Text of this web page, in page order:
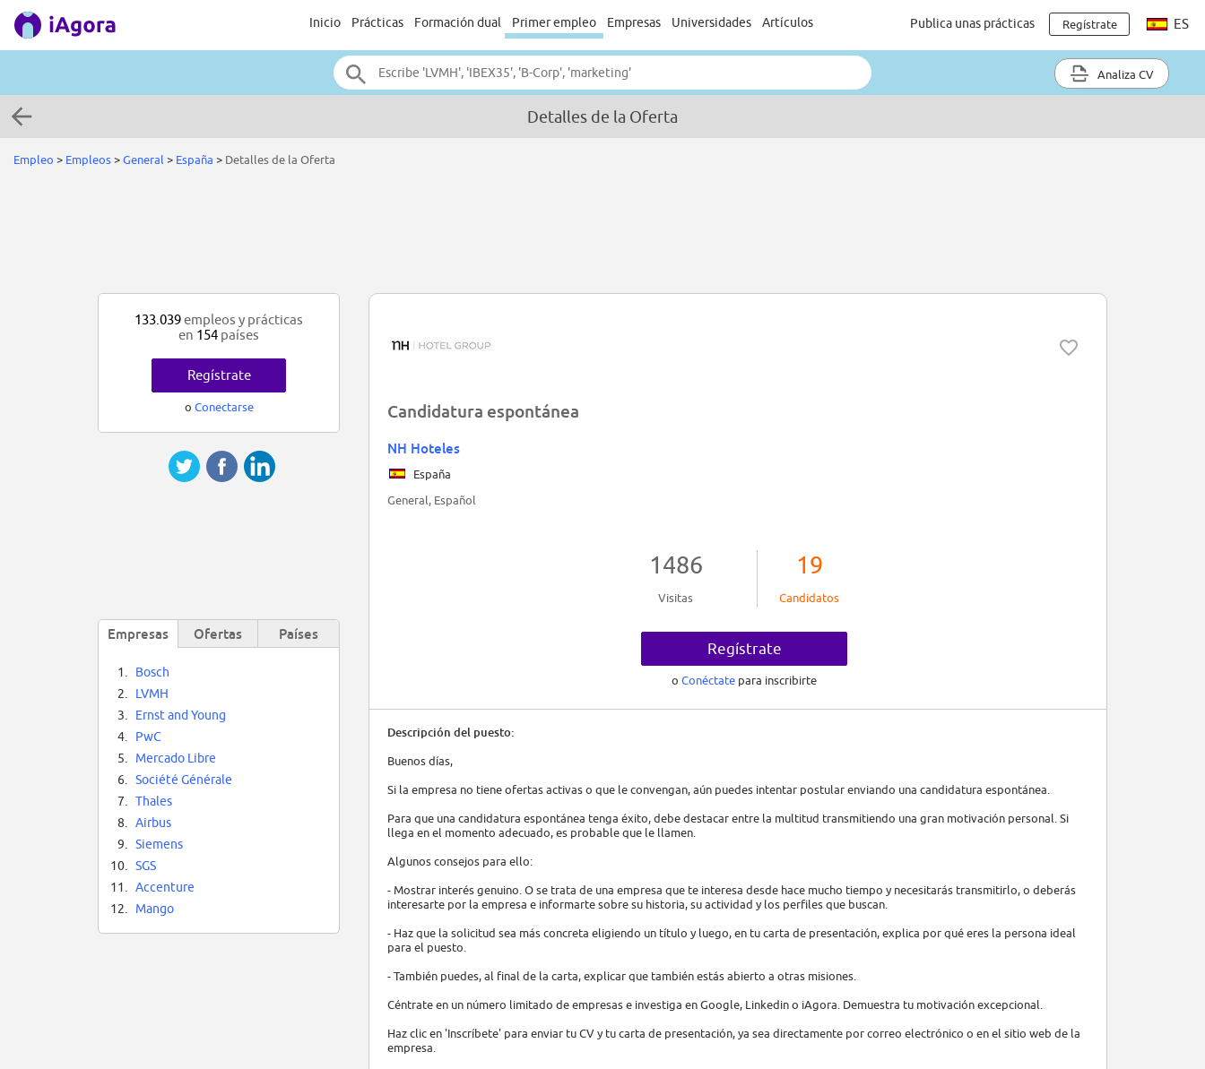
Inicio Prácticas Formación dual Primer empleo Empresas Universidades Artículos Publica unas prácticas Regístrate ES
Analiza CV
Detalles de la Oferta
Empleo > Empleos>General > España > Detalles de la Oferta
Candidatura espontánea
NH Hoteles
España
General, Español
1486
Visitas
19
Candidatos
Regístrate
o Conéctate para inscribirte
Descripción del puesto:
Buenos días,
Si la empresa no tiene ofertas activas o que le convengan, aún puedes intentar postular enviando una candidatura espontánea.
Para que una candidatura espontánea tenga éxito, debe destacar entre la multitud transmitiendo una gran motivación personal. Si
llega en el momento adecuado, es probable que le llamen.
Algunos consejos para ello:
- Mostrar interés genuino. O se trata de una empresa que te interesa desde hace mucho tiempo y necesitarás transmitirlo, o deberás
interesarte por la empresa e informarte sobre su historia, su actividad y los perfiles que buscan.
- Haz que la solicitud sea más concreta eligiendo un título y luego, en tu carta de presentación, explica por qué eres la persona ideal
para el puesto.
- También puedes, al final de la carta, explicar que también estás abierto a otras misiones.
Céntrate en un número limitado de empresas e investiga en Google, Linkedin o iAgora. Demuestra tu motivación excepcional.
Haz clic en 'Inscríbete' para enviar tu CV y tu carta de presentación, ya sea directamente por correo electrónico o en el sitio web de la
empresa.
133.039empleos y prácticas
en 154 países
Regístrate
o Conectarse
Empresas Ofertas Países
1.
Bosch
2.
LVMH
3.
Ernst and Young
4.
PwC
5.
Mercado Libre
6.
Société Générale
7.
Thales
8.
Airbus
9.
Siemens
10.
SGS
11.
Accenture
12.
Mango